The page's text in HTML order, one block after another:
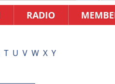
RADIO
T U V W X Y